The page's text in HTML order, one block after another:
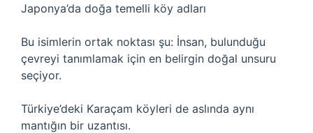
Japonya’da doğa temelli köy adları
Bu isimlerin ortak noktası şu: İnsan, bulunduğu
çevreyi tanımlamak için en belirgin doğal unsuru
seçiyor.
Türkiye’deki Karaçam köyleri de aslında aynı
mantığın bir uzantısı.